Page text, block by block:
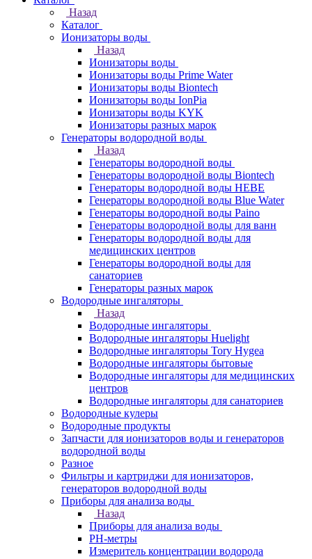
Назад
Каталог
Ионизаторы воды
Назад
Ионизаторы воды
Ионизаторы воды Prime Water
Ионизаторы воды Biontech
Ионизаторы воды IonPia
Ионизаторы воды KYK
Ионизаторы разных марок
Генераторы водородной воды
Назад
Генераторы водородной воды
Генераторы водородной воды Biontech
Генераторы водородной воды HEBE
Генераторы водородной воды Blue Water
Генераторы водородной воды Paino
Генераторы водородной воды для ванн
Генераторы водородной воды для
медицинских центров
Генераторы водородной воды для
санаториев
Генераторы разных марок
Водородные ингаляторы
Назад
Водородные ингаляторы
Водородные ингаляторы Huelight
Водородные ингаляторы Tory Hygea
Водородные ингаляторы бытовые
Водородные ингаляторы для медицинских
центров
Водородные ингаляторы для санаториев
Водородные кулеры
Водородные продукты
Запчасти для ионизаторов воды и генераторов
водородной воды
Разное
Фильтры и картриджи для ионизаторов,
генераторов водородной воды
Приборы для анализа воды
Назад
Приборы для анализа воды
PH-метры
Измеритель концентрации водорода